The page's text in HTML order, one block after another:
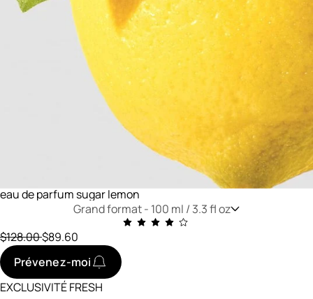
eau de parfum sugar lemon
Grand format - 100 ml / 3.3 fl oz
prix initial
$128.00réduit à
$89.60
Prévenez-moi
EXCLUSIVITÉ FRESH